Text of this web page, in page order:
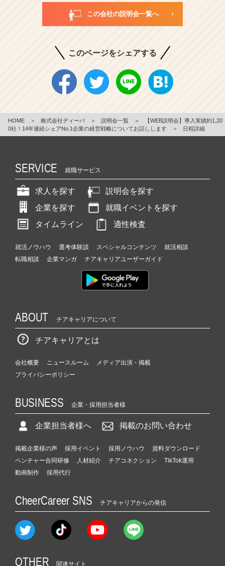
この会社の説明会一覧へ
このページをシェアする
HOME ＞ 株式会社ディーバ ＞ 説明会一覧 ＞
【WEB説明会】導入実績約1,20
0社！14年連続シェアNo.1企業の経営戦略についてお話しします
＞ 日程詳細
SERVICE 就職サービス
求人を探す
説明会を探す
企業を探す
就職イベントを探す
タイムライン
適性検査
就活ノウハウ 選考体験談 スペシャルコンテンツ
就活相談
転職相談
企業マンガ チアキャリアユーザーガイド
ABOUT チアキャリアについて
チアキャリアとは
会社概要 ニュースルーム
メディア出演・掲載
プライバシーポリシー
BUSINESS 企業・採用担当者様
企業担当者様へ 掲載のお問い合わせ
掲載企業様の声 採用イベント 採用ノウハウ
資料ダウンロード
ベンチャー合同研修
人材紹介 チアコネクション
TikTok運用
動画制作
採用代行
CheerCareer SNS チアキャリアからの発信
OTHER 関連サイト